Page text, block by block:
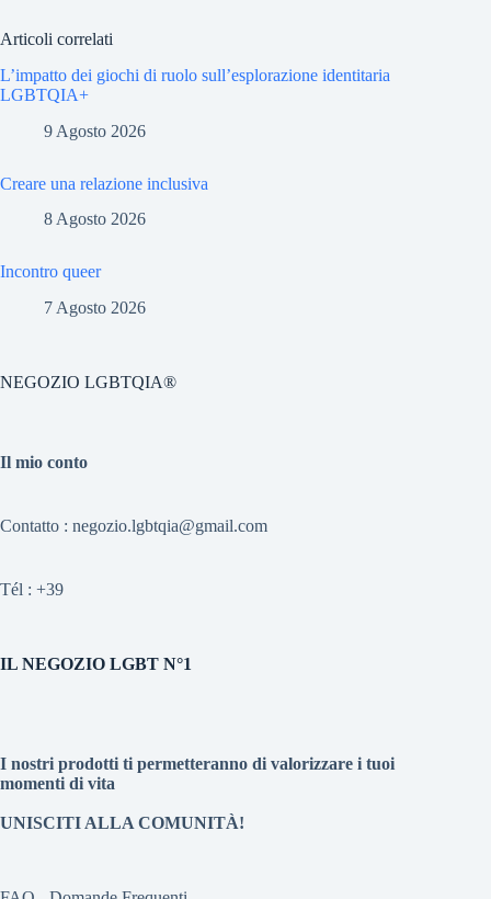
Articoli correlati
L’impatto dei giochi di ruolo sull’esplorazione identitaria
LGBTQIA+
9 Agosto 2026
Creare una relazione inclusiva
8 Agosto 2026
Incontro queer
7 Agosto 2026
NEGOZIO LGBTQIA®
Il mio conto
Contatto : negozio.lgbtqia@gmail.com
Tél : +39
IL NEGOZIO LGBT N°1
I nostri prodotti ti permetteranno di valorizzare i tuoi
momenti di vita
UNISCITI ALLA COMUNITÀ!